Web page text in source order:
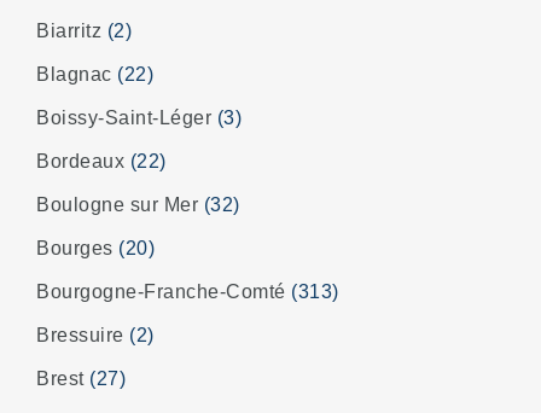
Biarritz (2)
Blagnac (22)
Boissy-Saint-Léger (3)
Bordeaux (22)
Boulogne sur Mer (32)
Bourges (20)
Bourgogne-Franche-Comté (313)
Bressuire (2)
Brest (27)